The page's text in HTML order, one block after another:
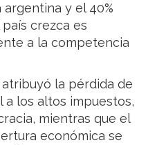
y el 40%
crezca es
a la competencia
atribuyó la pérdida de
los altos impuestos,
mientras que el
económica se